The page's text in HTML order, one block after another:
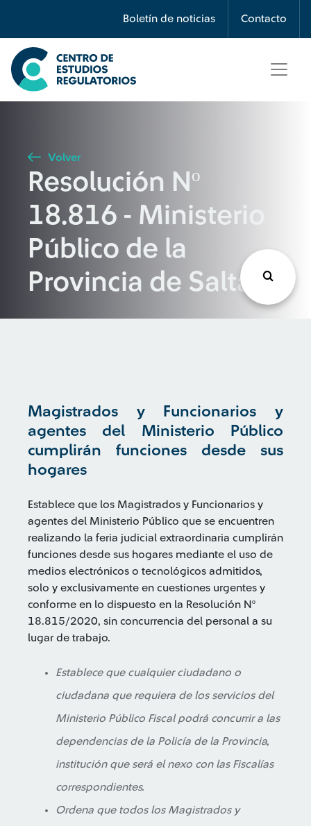
Boletín de noticias Contacto
Búsqueda
Seleccione país
Buscar
Volver
Resolución Nº
18.816 - Ministerio
Público de la
Provincia de Salta
Magistrados y Funcionarios y
agentes del Ministerio Público
cumplirán funciones desde sus
hogares
Establece que los Magistrados y Funcionarios y
agentes del Ministerio Público que se encuentren
realizando la feria judicial extraordinaria cumplirán
funciones desde sus hogares mediante el uso de
medios electrónicos o tecnológicos admitidos,
solo y exclusivamente en cuestiones urgentes y
conforme en lo dispuesto en la Resolución Nº
18.815/2020, sin concurrencia del personal a su
lugar de trabajo.
Establece que cualquier ciudadano o
ciudadana que requiera de los servicios del
Ministerio Público Fiscal podrá concurrir a las
dependencias de la Policía de la Provincia,
institución que será el nexo con las Fiscalías
correspondientes.
Ordena que todos los Magistrados y